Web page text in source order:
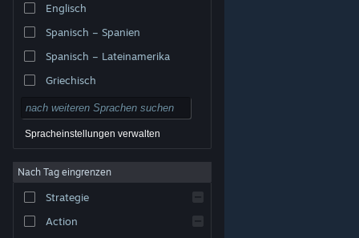
© Valve Corporation. Alle Rechte vorbehalten. Alle
USA und anderen Ländern.
Rechtliches
Barrierefreiheit
Nutzungsvertrag
Englisch
Spanisch – Spanien
Spanisch – Lateinamerika
Griechisch
Spracheinstellungen verwalten
Nach Tag eingrenzen
Strategie
Action